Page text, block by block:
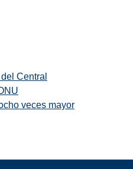
Central
veces mayor